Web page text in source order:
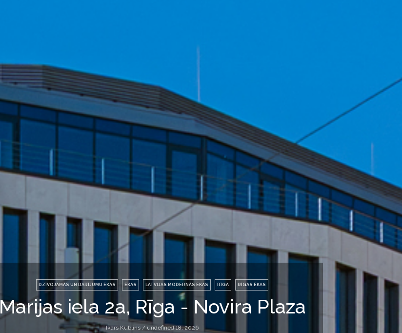
DZĪVOJAMĀS UN DARĪJUMU ĒKAS ĒKAS LATVIJAS MODERNĀS ĒKAS RĪGA RĪGAS ĒKAS
Marijas iela 2a, Rīga - Novira Plaza
Ikars Kublins / undefined 18, 2026